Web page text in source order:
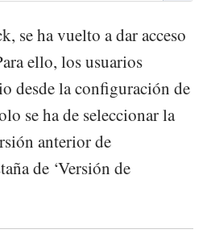
se ha vuelto a dar acceso
ello, los usuarios
desde la configuración de
se ha de seleccionar la
anterior de
de ‘Versión de